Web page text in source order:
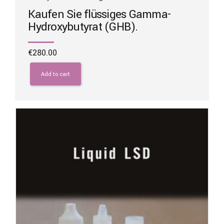
Kaufen Sie flüssiges Gamma-
Hydroxybutyrat (GHB).
€280.00
Add to cart